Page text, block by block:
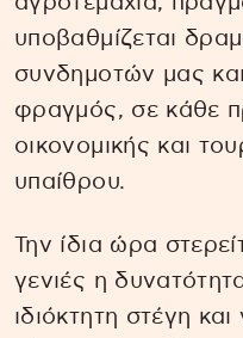
υποβαθμίζεται
συνδημοτών μας
φραγμός, σε κάθε
οικονομικής και
υπαίθρου.
Την ίδια ώρα
γενιές η
ιδιόκτητη στέγη